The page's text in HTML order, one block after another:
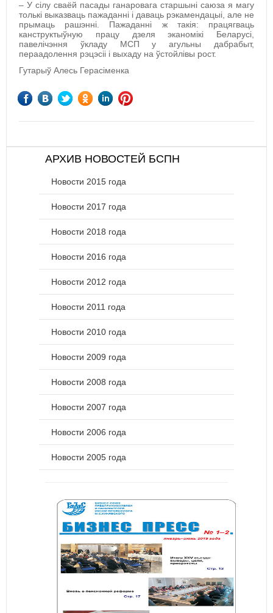
– У сілу сваёй пасады ганаровага старшыні саюза я магу
толькі выказваць пажаданні і даваць рэкамендацыі, але не
прымаць рашэнні. Пажаданні ж такія: працягваць
канструктыўную працу дзеля эканомікі Беларусі,
павелічэння ўкладу МСП у агульны дабрабыт,
пераадолення рэцэсіі і выхаду на ўстойлівы рост.
Гутарыў Алесь Герасіменка
АРХИВ НОВОСТЕЙ БСПН
Новости 2015 года
Новости 2017 года
Новости 2018 года
Новости 2016 года
Новости 2012 года
Новости 2011 года
Новости 2010 года
Новости 2009 года
Новости 2008 года
Новости 2007 года
Новости 2006 года
Новости 2005 года